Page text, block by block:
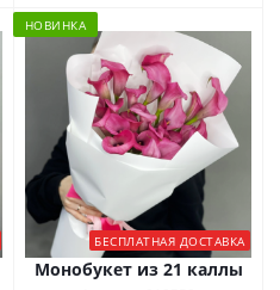
НОВИНКА
БЕСПЛАТНАЯ ДОСТАВКА
Монобукет из 21 каллы